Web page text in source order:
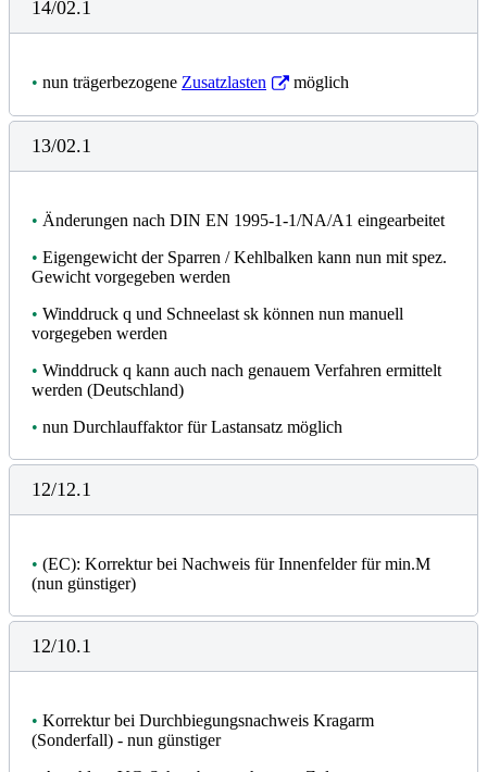
14/02.1
• nun trägerbezogene Zusatzlasten möglich
13/02.1
• Änderungen nach DIN EN 1995-1-1/NA/A1 eingearbeitet
• Eigengewicht der Sparren / Kehlbalken kann nun mit spez.
Gewicht vorgegeben werden
• Winddruck q und Schneelast sk können nun manuell
vorgegeben werden
• Winddruck q kann auch nach genauem Verfahren ermittelt
werden (Deutschland)
• nun Durchlauffaktor für Lastansatz möglich
12/12.1
• (EC): Korrektur bei Nachweis für Innenfelder für min.M
(nun günstiger)
12/10.1
• Korrektur bei Durchbiegungsnachweis Kragarm
(Sonderfall) - nun günstiger